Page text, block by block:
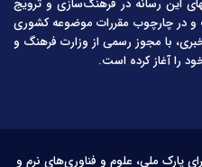
این رسانه در فرهنگ‌سازی و ترویج
و در چارچوب مقررات موضوعه کشوری
با مجوز رسمی از وزارت فرهنگ و
پارک ملی، علوم و فناوری‌های نرم و